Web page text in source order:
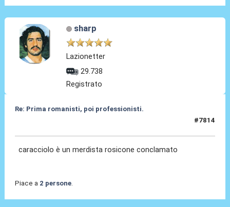
sharp
Lazionetter
29.738
Registrato
Re: Prima romanisti, poi professionisti.
#7814
caracciolo è un merdista rosicone conclamato
Piace a 2 persone.